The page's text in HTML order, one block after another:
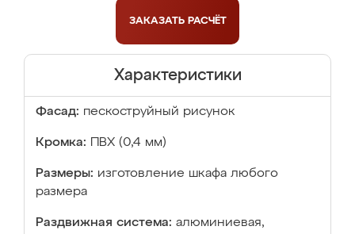
ЗАКАЗАТЬ РАСЧЁТ
Характеристики
Фасад: пескоструйный рисунок
Кромка: ПВХ (0,4 мм)
Размеры: изготовление шкафа любого
размера
Раздвижная система: алюминиевая,